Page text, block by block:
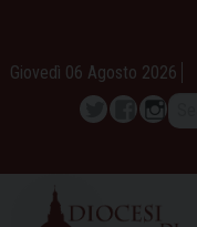
content
Giovedì 06 Agosto 2026
TwitterFacebook